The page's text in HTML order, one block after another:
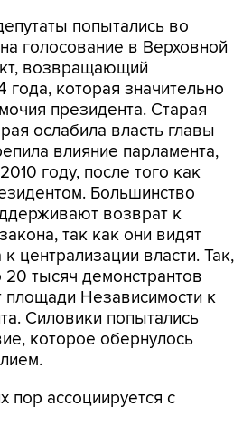
попытались во
голосование в Верховной
возвращающий
года, которая значительно
президента. Старая
ослабила власть главы
влияние парламента,
году, после того как
Большинство
возврат к
так как они видят
централизации власти. Так,
тысяч демонстрантов
Независимости к
Силовики попытались
которое обернулось
пор ассоциируется с